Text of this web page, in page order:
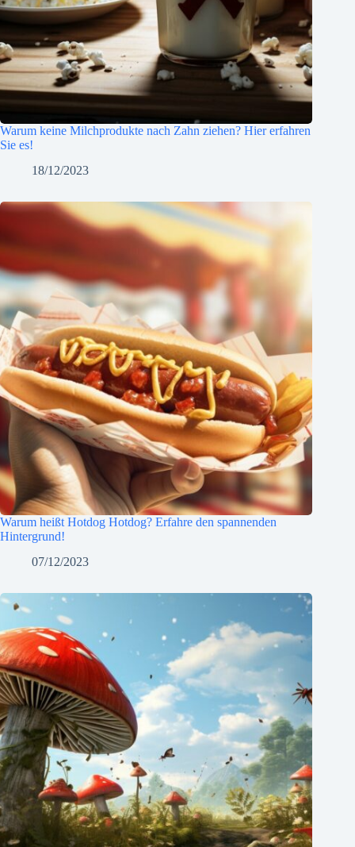
Warum keine Milchprodukte nach Zahn ziehen? Hier erfahren
Sie es!
18/12/2023
Warum heißt Hotdog Hotdog? Erfahre den spannenden
Hintergrund!
07/12/2023